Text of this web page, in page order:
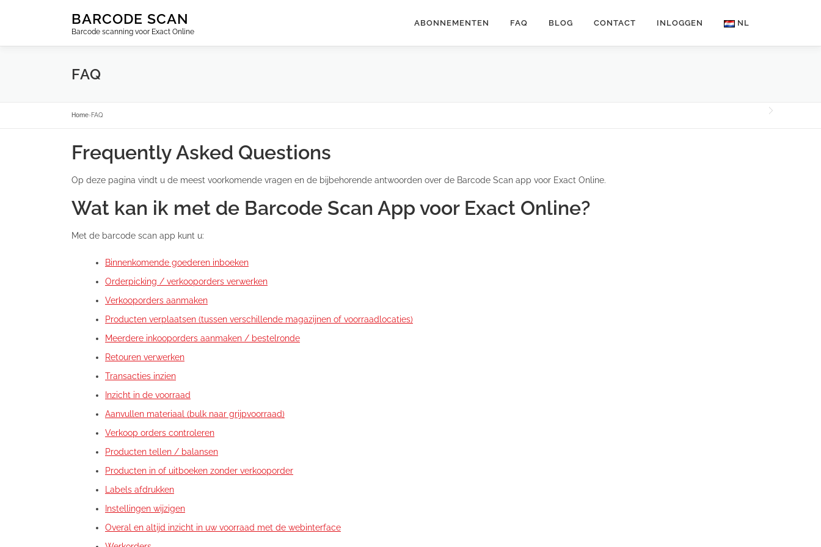
inhoud
BARCODE SCAN
Barcode scanning voor Exact Online
ABONNEMENTEN FAQ BLOG CONTACT INLOGGEN NL
FAQ
Home›FAQ
Frequently Asked Questions
Op deze pagina vindt u de meest voorkomende vragen en de bijbehorende antwoorden over de Barcode Scan app voor Exact Online.
Wat kan ik met de Barcode Scan App voor Exact Online?
Met de barcode scan app kunt u:
Binnenkomende goederen inboeken
Orderpicking / verkooporders verwerken
Verkooporders aanmaken
Producten verplaatsen (tussen verschillende magazijnen of voorraadlocaties)
Meerdere inkooporders aanmaken / bestelronde
Retouren verwerken
Transacties inzien
Inzicht in de voorraad
Aanvullen materiaal (bulk naar grijpvoorraad)
Verkoop orders controleren
Producten tellen / balansen
Producten in of uitboeken zonder verkooporder
Labels afdrukken
Instellingen wijzigen
Overal en altijd inzicht in uw voorraad met de webinterface